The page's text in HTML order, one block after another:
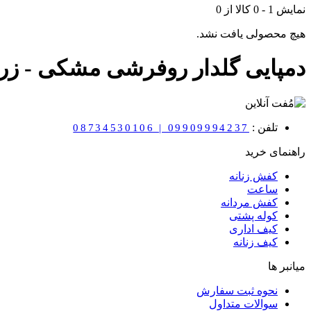
نمایش 1
-
0 کالا از 0
هیچ محصولی یافت نشد.
دمپایی گلدار روفرشی مشکی -
تلفن : 08734530106 | 09909994237
راهنمای خرید
کفش زنانه
ساعت
کفش مردانه
کوله پشتی
کیف اداری
کیف زنانه
میانبر ها
نحوه ثبت سفارش
سوالات متداول